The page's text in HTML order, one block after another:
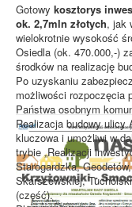
Gotowy kosztorys
ok. 2,7mln złotych, jak
wielokrotnie wysokość
Osiedla (ok. 470.000,-)
środków na realizację
Po uzyskaniu
możliwości rozpoczęcia
Państwa osobnym
Realizacja budowy
kluczowa i umożliwi w
trybie „Realizacji
Starogardzka,
Skarszewskiej,
(część).